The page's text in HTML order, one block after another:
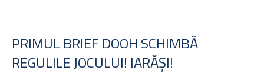
PRIMUL BRIEF DOOH SCHIMBĂ
REGULILE JOCULUI! IARĂȘI!